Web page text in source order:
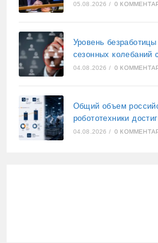
05.08.2026 / 0
Уровень
сезонных колебаний
04.08.2026 / 0
Общий объем
робототехники
04.08.2026 / 0